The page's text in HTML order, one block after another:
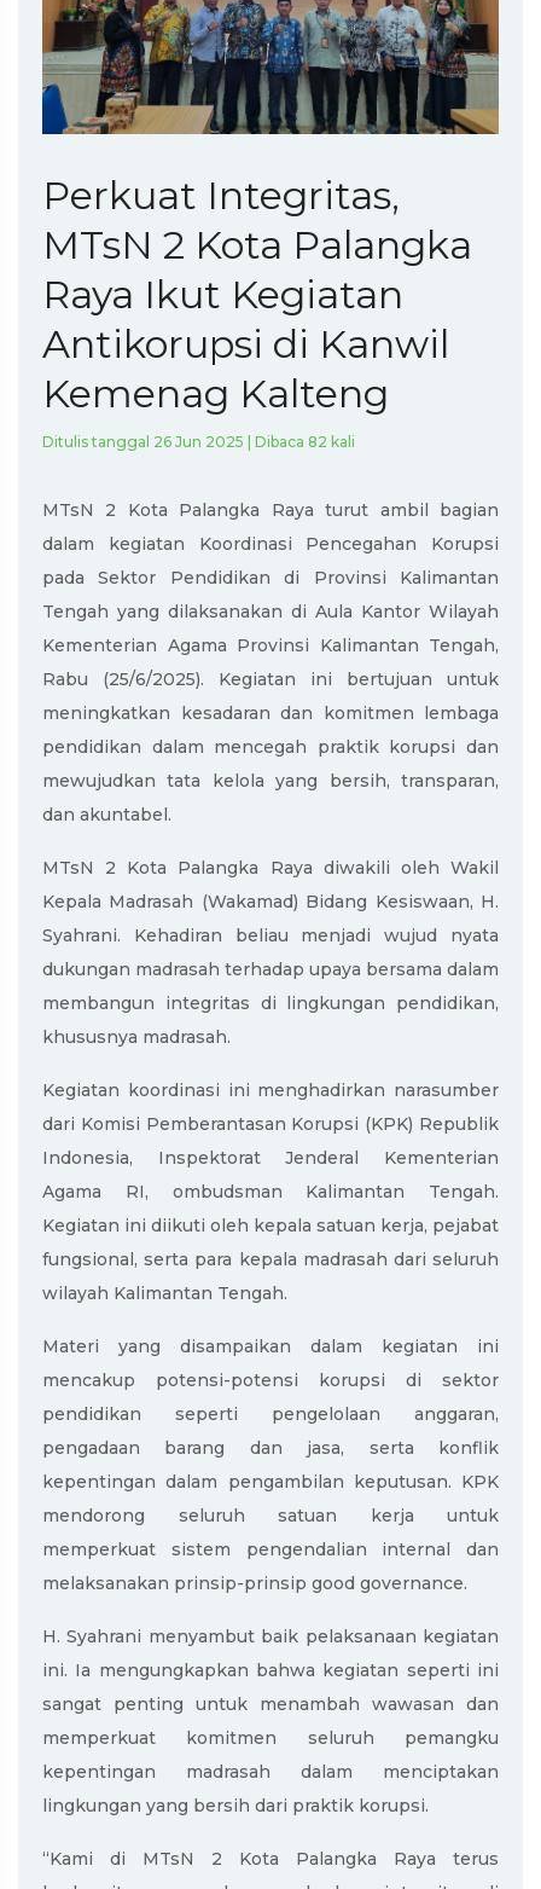
Perkuat Integritas,
MTsN 2 Kota Palangka
Raya Ikut Kegiatan
Antikorupsi di Kanwil
Kemenag Kalteng
Ditulis tanggal 26 Jun 2025 | Dibaca 82 kali
MTsN 2 Kota Palangka Raya turut ambil bagian
dalam kegiatan Koordinasi Pencegahan Korupsi
pada Sektor Pendidikan di Provinsi Kalimantan
Tengah yang dilaksanakan di Aula Kantor Wilayah
Kementerian Agama Provinsi Kalimantan Tengah,
Rabu (25/6/2025). Kegiatan ini bertujuan untuk
meningkatkan kesadaran dan komitmen lembaga
pendidikan dalam mencegah praktik korupsi dan
mewujudkan tata kelola yang bersih, transparan,
dan akuntabel.
MTsN 2 Kota Palangka Raya diwakili oleh Wakil
Kepala Madrasah (Wakamad) Bidang Kesiswaan, H.
Syahrani. Kehadiran beliau menjadi wujud nyata
dukungan madrasah terhadap upaya bersama dalam
membangun integritas di lingkungan pendidikan,
khususnya madrasah.
Kegiatan koordinasi ini menghadirkan narasumber
dari Komisi Pemberantasan Korupsi (KPK) Republik
Indonesia, Inspektorat Jenderal Kementerian
Agama RI, ombudsman Kalimantan Tengah.
Kegiatan ini diikuti oleh kepala satuan kerja, pejabat
fungsional, serta para kepala madrasah dari seluruh
wilayah Kalimantan Tengah.
Materi yang disampaikan dalam kegiatan ini
mencakup potensi-potensi korupsi di sektor
pendidikan seperti pengelolaan anggaran,
pengadaan barang dan jasa, serta konflik
kepentingan dalam pengambilan keputusan. KPK
mendorong seluruh satuan kerja untuk
memperkuat sistem pengendalian internal dan
melaksanakan prinsip-prinsip good governance.
H. Syahrani menyambut baik pelaksanaan kegiatan
ini. Ia mengungkapkan bahwa kegiatan seperti ini
sangat penting untuk menambah wawasan dan
memperkuat komitmen seluruh pemangku
kepentingan madrasah dalam menciptakan
lingkungan yang bersih dari praktik korupsi.
“Kami di MTsN 2 Kota Palangka Raya terus